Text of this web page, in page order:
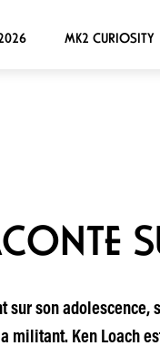
MK2 CURIOSITY
sur son
militant. Ken